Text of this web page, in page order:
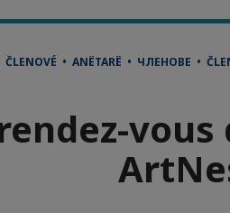
• ANËTARË • ЧЛЕНОВЕ •
vous